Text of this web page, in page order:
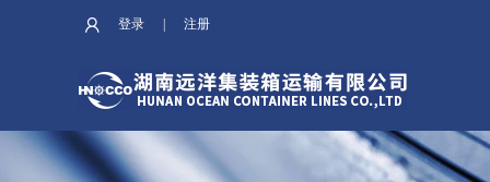
登录 注册